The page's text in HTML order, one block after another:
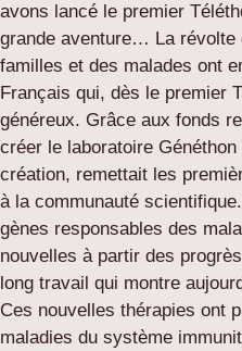
avons lancé le premier
grande aventure… La révolte
familles et des malades ont
Français qui, dès le premier
généreux. Grâce aux fonds
créer le laboratoire
création, remettait les
à la communauté
gènes responsables des
nouvelles à partir des
long travail qui montre
Ces nouvelles thérapies ont
maladies du système